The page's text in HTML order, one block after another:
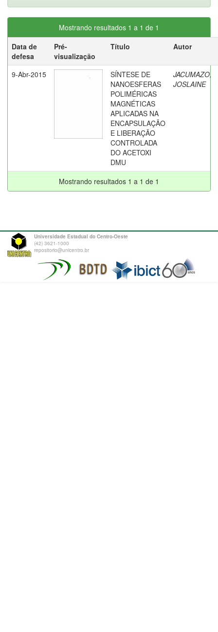
Mostrando resultados 1 a 1 de 1
Data de
defesa
Pré-
visualização
Título Autor
9-Abr-2015
SÍNTESE DE
NANOESFERAS
POLIMÉRICAS
MAGNÉTICAS
APLICADAS NA
ENCAPSULAÇÃO
E LIBERAÇÃO
CONTROLADA
DO ACETOXI
DMU
JACUMAZO,
JOSLAINE
Mostrando resultados 1 a 1 de 1
Universidade Estadual do Centro-Oeste
(42) 3621-1000
repositorio@unicentro.br